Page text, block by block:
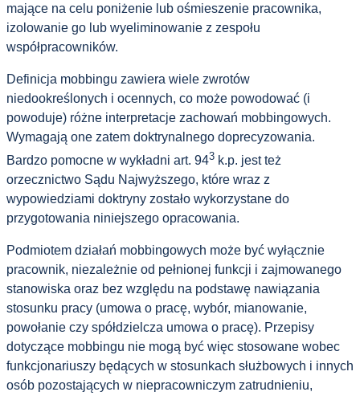
mające na celu poniżenie lub ośmieszenie pracownika,
izolowanie go lub wyeliminowanie z zespołu
współpracowników.
Definicja mobbingu zawiera wiele zwrotów
niedookreślonych i ocennych, co może powodować (i
powoduje) różne interpretacje zachowań mobbingowych.
Wymagają one zatem doktrynalnego doprecyzowania.
Bardzo pomocne w wykładni art. 943 k.p. jest też
orzecznictwo Sądu Najwyższego, które wraz z
wypowiedziami doktryny zostało wykorzystane do
przygotowania niniejszego opracowania.
Podmiotem działań mobbingowych może być wyłącznie
pracownik, niezależnie od pełnionej funkcji i zajmowanego
stanowiska oraz bez względu na podstawę nawiązania
stosunku pracy (umowa o pracę, wybór, mianowanie,
powołanie czy spółdzielcza umowa o pracę). Przepisy
dotyczące mobbingu nie mogą być więc stosowane wobec
funkcjonariuszy będących w stosunkach służbowych i innych
osób pozostających w niepracowniczym zatrudnieniu,